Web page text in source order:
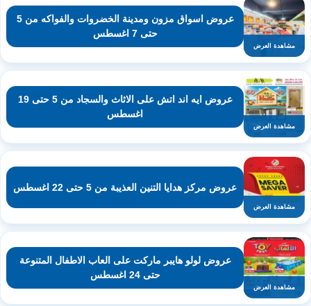
مشاهدة العرض
عروض اسواق مزون ومدينة الخضروات والفواكه من 5
حتى 7 اغسطس
مشاهدة العرض
عروض ايه اند اتش على الاثاث والسجاد من 5 حتى 19
اغسطس
مشاهدة العرض
عروض مركز هدايا التنين العذيبة من 5 حتى 22 اغسطس
مشاهدة العرض
عروض لولو هايبر ماركت على العاب الاطفال المتنوعة
حتى 24 اغسطس